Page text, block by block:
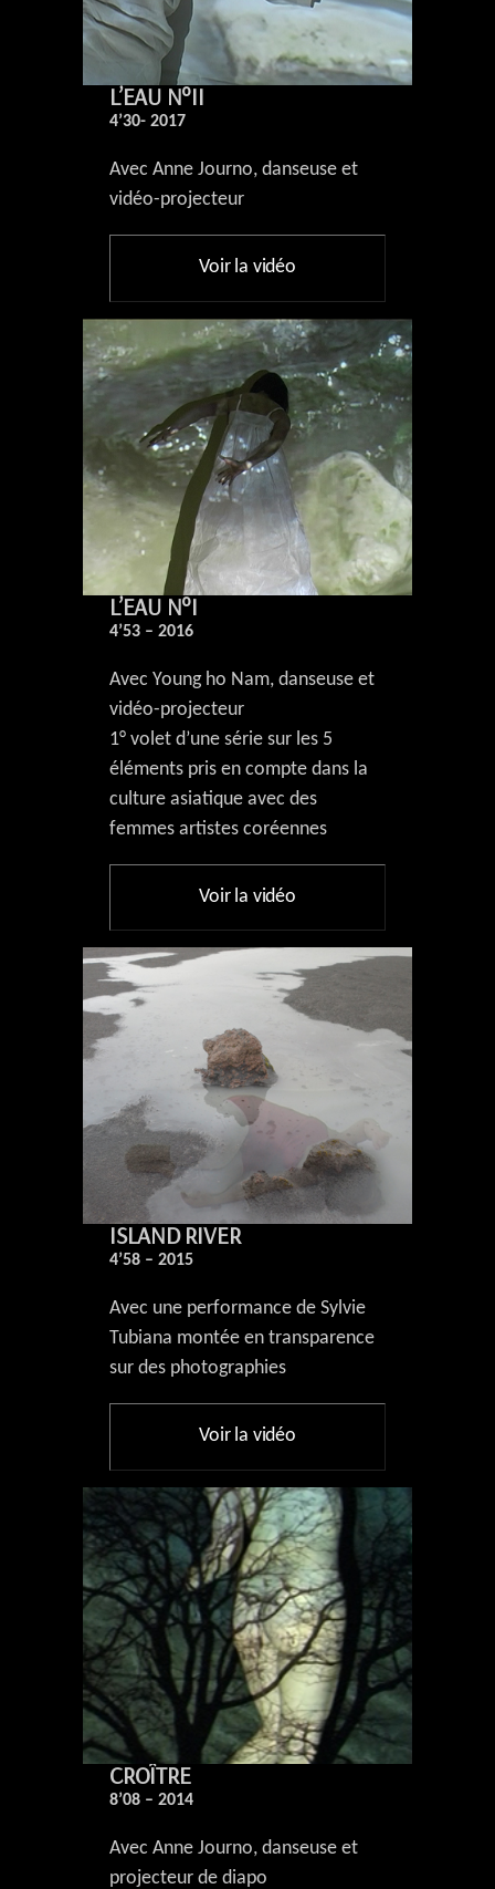
L’EAU N°II
4’30- 2017
Avec Anne Journo, danseuse et
vidéo-projecteur
Voir la vidéo
L’EAU N°I
4’53 – 2016
Avec Young ho Nam, danseuse et
vidéo-projecteur
1° volet d’une série sur les 5
éléments pris en compte dans la
culture asiatique avec des
femmes artistes coréennes
Voir la vidéo
ISLAND RIVER
4’58 – 2015
Avec une performance de Sylvie
Tubiana montée en transparence
sur des photographies
Voir la vidéo
CROÎTRE
8’08 – 2014
Avec Anne Journo, danseuse et
projecteur de diapo